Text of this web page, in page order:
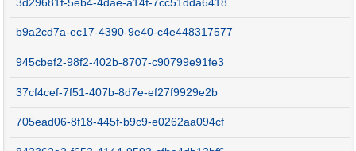
3d29681f-5eb4-4dae-a14f-7cc51dda6418
b9a2cd7a-ec17-4390-9e40-c4e448317577
945cbef2-98f2-402b-8707-c90799e91fe3
37cf4cef-7f51-407b-8d7e-ef27f9929e2b
705ead06-8f18-445f-b9c9-e0262aa094cf